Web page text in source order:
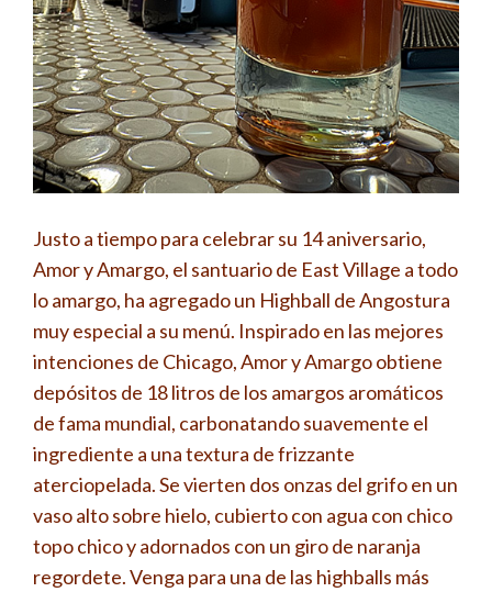
Justo a tiempo para celebrar su 14 aniversario,
Amor y Amargo, el santuario de East Village a todo
lo amargo, ha agregado un Highball de Angostura
muy especial a su menú. Inspirado en las mejores
intenciones de Chicago, Amor y Amargo obtiene
depósitos de 18 litros de los amargos aromáticos
de fama mundial, carbonatando suavemente el
ingrediente a una textura de frizzante
aterciopelada. Se vierten dos onzas del grifo en un
vaso alto sobre hielo, cubierto con agua con chico
topo chico y adornados con un giro de naranja
regordete. Venga para una de las highballs más